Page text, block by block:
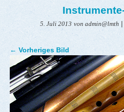
5. Juli 2013 von admin@lmth
← Vorheriges Bild